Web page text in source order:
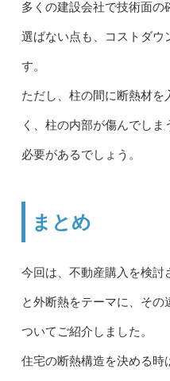
多くの建設会社で技術面の
選ばない点も、コストダウ
す。
ただし、柱の間に断熱材を
く、柱の内部が傷んでし
必要があるでしょう。
まとめ
今回は、不動産購入を検討
と外断熱をテーマに、その
ついてご紹介しました。
住宅の断熱構造を決める時